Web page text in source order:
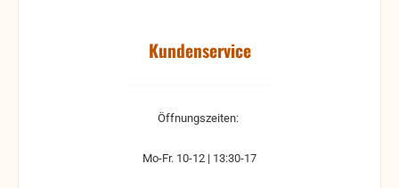
Kundenservice
Öffnungszeiten:
Mo-Fr. 10-12 | 13:30-17